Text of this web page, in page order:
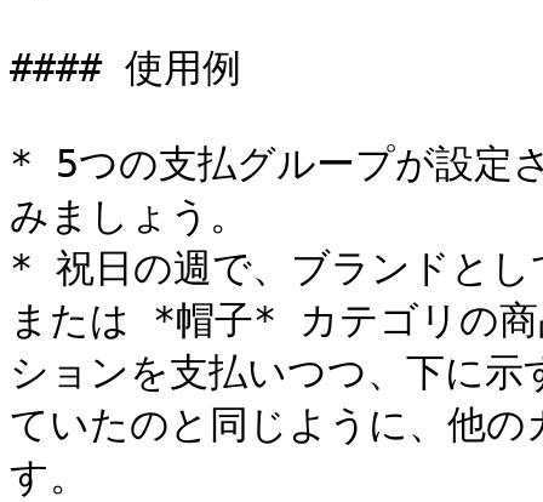
#### 使用例
* 5つの支払グループが設定
みましょう。
* 祝日の週で、ブランドと
または *帽子* カテゴリの商
ションを支払いつつ、下に
ていたのと同じように、他
す。